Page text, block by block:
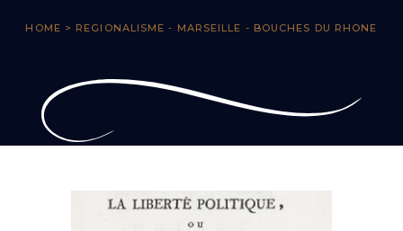
HOME > REGIONALISME - MARSEILLE - BOUCHES DU RHONE